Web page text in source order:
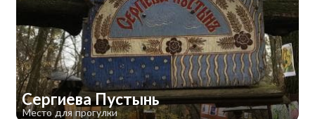
Сергиева Пустынь
Место для прогулки